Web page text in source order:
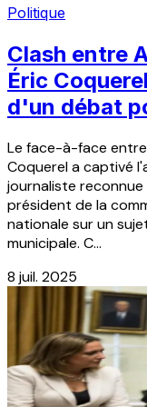
Politique
Clash entre
Éric
d'un débat
Le face-à-face
Coquerel a captivé
journaliste
président de la
nationale sur un
municipale. C...
8 juil. 2025